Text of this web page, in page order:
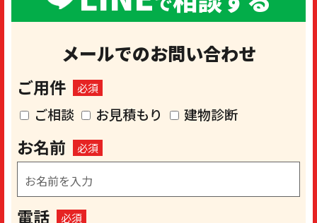
メールでのお問い合わせ
ご用件 必須
ご相談 お見積もり 建物診断
お名前 必須
電話 必須